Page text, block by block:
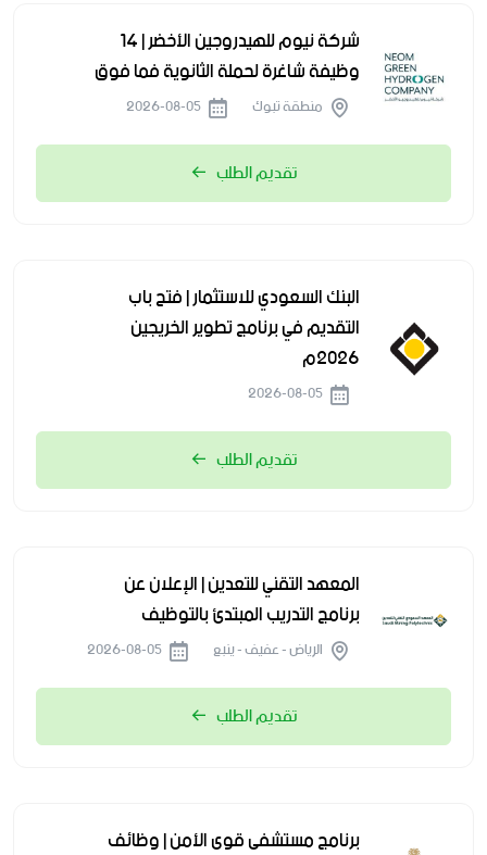
شركة نيوم للهيدروجين الأخضر | 14
وظيفة شاغرة لحملة الثانوية فما فوق
منطقة تبوك
تقديم الطلب
البنك السعودي للاستثمار | فتح باب
التقديم في برنامج تطوير الخريجين
2026م
تقديم الطلب
المعهد التقني للتعدين | الإعلان عن
برنامج التدريب المبتدئ بالتوظيف
الرياض - عفيف - ينبع
تقديم الطلب
برنامج مستشفى قوى الأمن | وظائف